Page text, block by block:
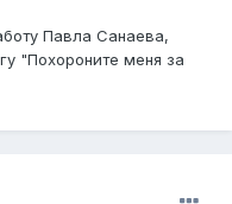
Павла Санаева,
"Похороните меня за